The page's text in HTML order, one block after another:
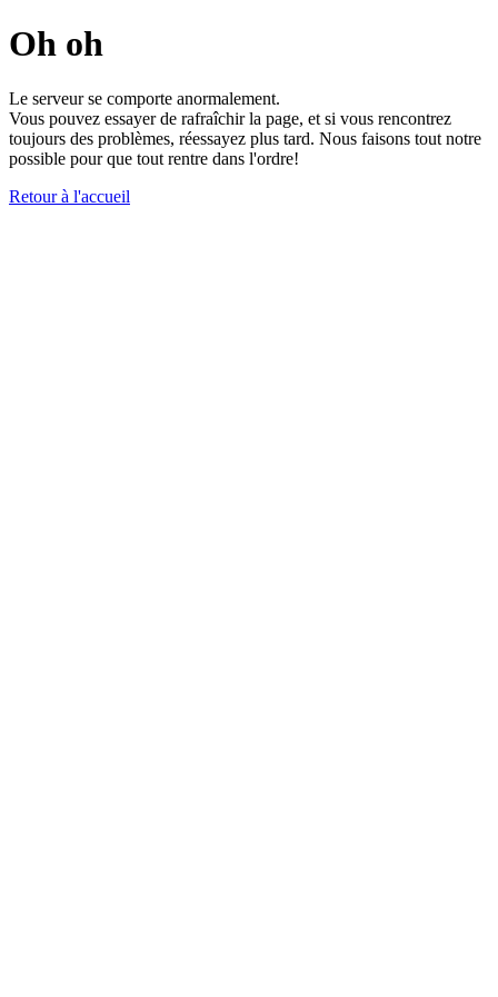
Oh oh
Le serveur se comporte anormalement.
Vous pouvez essayer de rafraîchir la page, et si vous rencontrez
toujours des problèmes, réessayez plus tard. Nous faisons tout notre
possible pour que tout rentre dans l'ordre!
Retour à l'accueil